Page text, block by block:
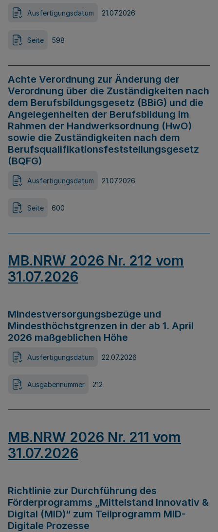
Ausfertigungsdatum 21.07.2026
Seite 598
Achte Verordnung zur Änderung der
Verordnung über die Zuständigkeiten nach
dem Berufsbildungsgesetz (BBiG) und die
Angelegenheiten der Berufsbildung im
Rahmen der Handwerksordnung (HwO)
sowie die Zuständigkeiten nach dem
Berufsqualifikationsfeststellungsgesetz
(BQFG)
Ausfertigungsdatum 21.07.2026
Seite 600
MB.NRW 2026 Nr. 212 vom
31.07.2026
Mindestversorgungsbezüge und
Mindesthöchstgrenzen in der ab 1. April
2026 maßgeblichen Höhe
Ausfertigungsdatum 22.07.2026
Ausgabennummer 212
MB.NRW 2026 Nr. 211 vom
31.07.2026
Richtlinie zur Durchführung des
Förderprogramms „Mittelstand Innovativ &
Digital (MID)“ zum Teilprogramm MID-
Digitale Prozesse